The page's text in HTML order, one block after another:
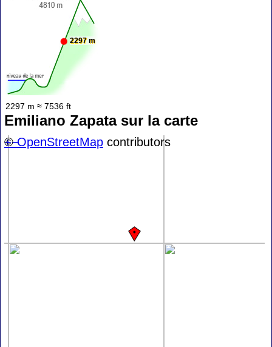
2297 m
2297 m ≈ 7536 ft
Emiliano Zapata sur la carte
+−
©OpenStreetMap contributors